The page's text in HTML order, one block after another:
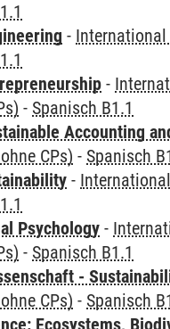
- International
-
- Spanisch B1.1
Accounting
CPs) - Spanisch
-
Psychology -
- Spanisch B1.1
-
CPs) - Spanisch
Ecosystems,